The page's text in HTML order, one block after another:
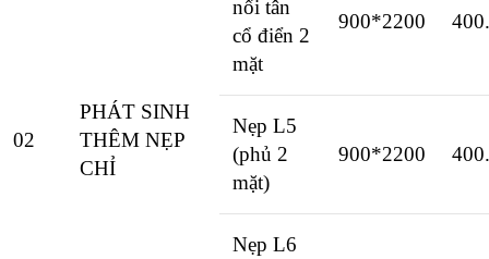
02
PHÁT SINH
THÊM NẸP
CHỈ
nổi tân
cổ điển 2
mặt
900*2200
Nẹp L5
(phủ 2
mặt)
900*2200
Nẹp L6